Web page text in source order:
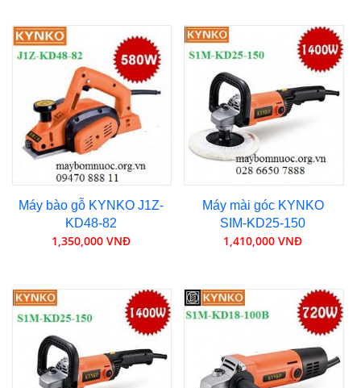
Máy bào gỗ KYNKO J1Z-
KD48-82
1,350,000 VNĐ
Máy mài góc KYNKO
SIM-KD25-150
1,410,000 VNĐ